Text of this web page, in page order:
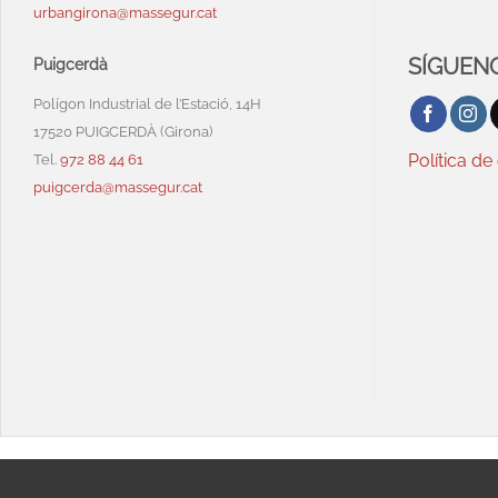
urbangirona@massegur.cat
Puigcerdà
Polígon Industrial de l’Estació, 14H
17520 PUIGCERDÀ (Girona)
Tel. 972 88 44 61
puigcerda@massegur.cat
Política
Plato